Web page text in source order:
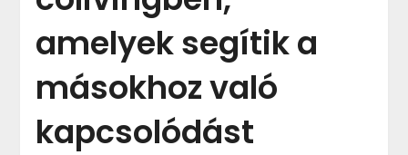
amelyek segítik a
másokhoz való
kapcsolódást